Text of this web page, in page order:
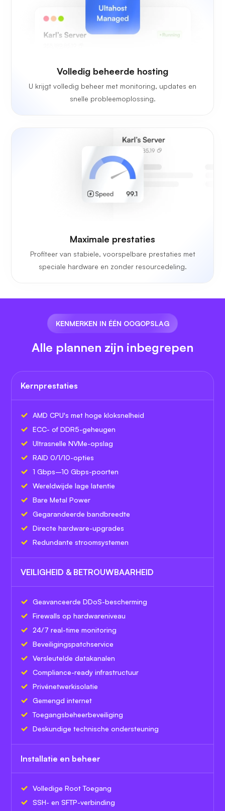
Volledig beheerde hosting
U krijgt volledig beheer met monitoring, updates en
snelle probleemoplossing.
Maximale prestaties
Profiteer van stabiele, voorspelbare prestaties met
speciale hardware en zonder resourcedeling.
KENMERKEN IN ÉÉN OOGOPSLAG
Alle plannen zijn inbegrepen
Kernprestaties
AMD CPU's met hoge kloksnelheid
ECC- of DDR5-geheugen
Ultrasnelle NVMe-opslag
RAID 0/1/10-opties
1 Gbps–10 Gbps-poorten
Wereldwijde lage latentie
Bare Metal Power
Gegarandeerde bandbreedte
Directe hardware-upgrades
Redundante stroomsystemen
VEILIGHEID & BETROUWBAARHEID
Geavanceerde DDoS-bescherming
Firewalls op hardwareniveau
24/7 real-time monitoring
Beveiligingspatchservice
Versleutelde datakanalen
Compliance-ready infrastructuur
Privénetwerkisolatie
Gemengd internet
Toegangsbeheerbeveiliging
Deskundige technische ondersteuning
Installatie en beheer
Volledige Root Toegang
SSH- en SFTP-verbinding